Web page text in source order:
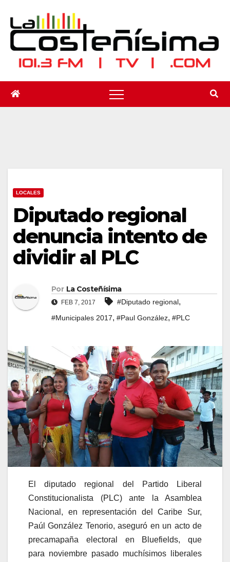
contenido
LOCALES
Diputado regional
denuncia intento de
dividir al PLC
Por La Costeñísima
FEB 7, 2017 #Diputado regional,
#Municipales 2017, #Paul González, #PLC
El diputado regional del Partido Liberal
Constitucionalista (PLC) ante la Asamblea
Nacional, en representación del Caribe Sur,
Paúl González Tenorio, aseguró en un acto de
precamapaña electoral en Bluefields, que
para noviembre pasado muchísimos liberales